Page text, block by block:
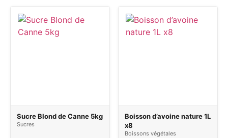
Sucre Blond de Canne 5kg
Sucres
Boisson d’avoine nature 1L
x8
Boissons végétales